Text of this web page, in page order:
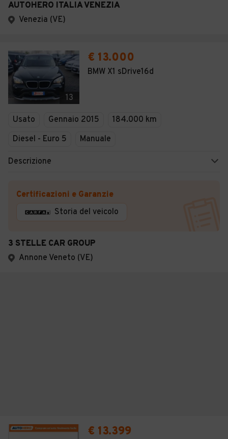
AUTOHERO ITALIA VENEZIA
Venezia (VE)
13
€ 13.000
BMW X1 sDrive16d
Usato Gennaio 2015
184.000 km
Diesel - Euro 5
Manuale
Descrizione
Certificazioni e Garanzie
Storia del veicolo
3 STELLE CAR GROUP
Annone Veneto (VE)
€ 13.399